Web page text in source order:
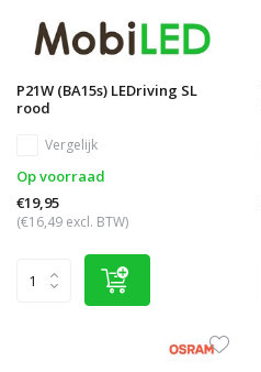
P21W (BA15s) LEDriving SL
rood
Vergelijk
Op voorraad
€19,95
(€16,49 excl. BTW)